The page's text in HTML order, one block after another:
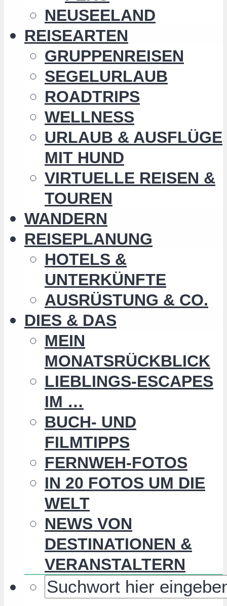
NEUSEELAND
REISEARTEN
GRUPPENREISEN
SEGELURLAUB
ROADTRIPS
WELLNESS
URLAUB & AUSFLÜGE
MIT HUND
VIRTUELLE REISEN &
TOUREN
WANDERN
REISEPLANUNG
HOTELS &
UNTERKÜNFTE
AUSRÜSTUNG & CO.
DIES & DAS
MEIN
MONATSRÜCKBLICK
LIEBLINGS-ESCAPES
IM …
BUCH- UND
FILMTIPPS
FERNWEH-FOTOS
IN 20 FOTOS UM DIE
WELT
NEWS VON
DESTINATIONEN &
VERANSTALTERN